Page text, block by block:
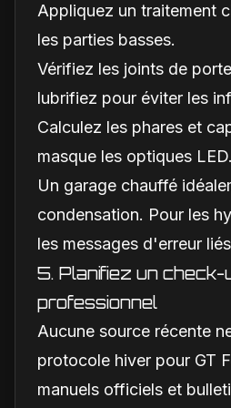
Appliquez un traitement
les parties basses.
Vérifiez les joints de
lubrifiez pour éviter les
Calculez les phares et
masque les optiques LED.
Un garage chauffé
condensation. Pour les
les messages d'erreur
5. Planifiez un check-
professionnel
Aucune source récente
protocole hiver pour GT
manuels officiels et